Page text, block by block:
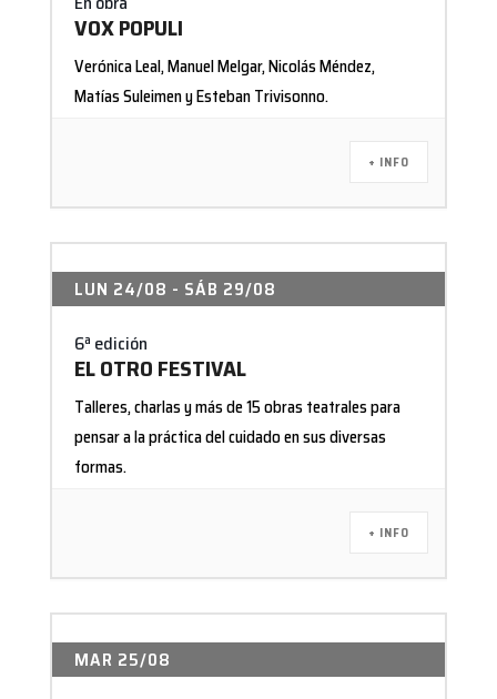
VOX POPULI
Verónica Leal, Manuel Melgar, Nicolás Méndez,
Matías Suleimen y Esteban Trivisonno.
+ INFO
LUN 24/08 - SÁB 29/08
6ª edición
EL OTRO FESTIVAL
Talleres, charlas y más de 15 obras teatrales para
pensar a la práctica del cuidado en sus diversas
formas.
+ INFO
MAR 25/08